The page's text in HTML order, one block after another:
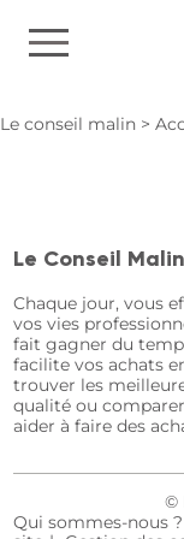
Le conseil malin >
Le Conseil Malin
Chaque jour, vous
vos vies
fait gagner du
facilite vos achats
trouver les
qualité ou
aider à faire des
©
Qui sommes-nous ?